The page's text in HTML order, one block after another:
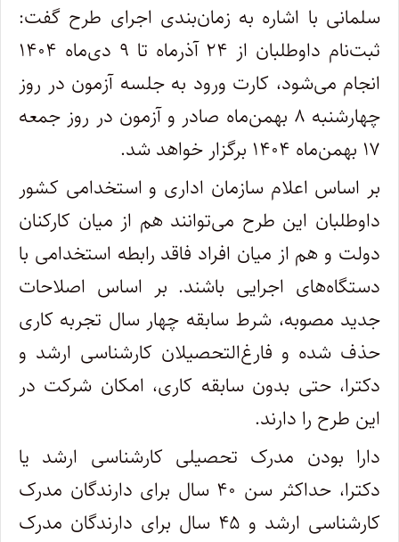
سلمانی با اشاره به زمان‌بندی اجرای طرح گفت:
ثبت‌نام داوطلبان از ۲۴ آذرماه تا ۹ دی‌ماه ۱۴۰۴
انجام می‌شود، کارت ورود به جلسه آزمون در روز
چهارشنبه ۸ بهمن‌ماه صادر و آزمون در روز جمعه
۱۷ بهمن‌ماه ۱۴۰۴ برگزار خواهد شد.
بر اساس اعلام سازمان اداری و استخدامی کشور
داوطلبان این طرح می‌توانند هم از میان کارکنان
دولت و هم از میان افراد فاقد رابطه استخدامی با
دستگاه‌های اجرایی باشند. بر اساس اصلاحات
جدید مصوبه، شرط سابقه چهار سال تجربه کاری
حذف شده و فارغ‌التحصیلان کارشناسی ارشد و
دکترا، حتی بدون سابقه کاری، امکان شرکت در
این طرح را دارند.
دارا بودن مدرک تحصیلی کارشناسی ارشد یا
دکترا، حداکثر سن ۴۰ سال برای دارندگان مدرک
کارشناسی ارشد و ۴۵ سال برای دارندگان مدرک